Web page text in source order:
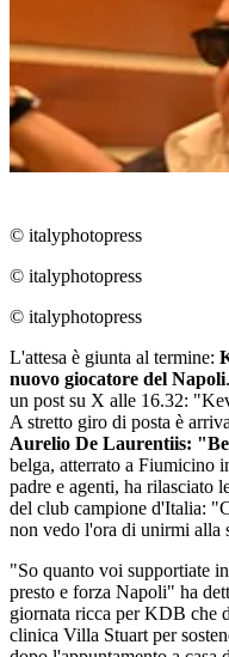
© italyphotopress
© italyphotopress
© italyphotopress
L'attesa è giunta al termine:
nuovo giocatore del Napoli
un post su X alle 16.32:
A stretto giro di posta è
Aurelio De Laurentiis:
belga, atterrato a Fiumicino
padre e agenti, ha rilasciato
del club campione d'Italia:
non vedo l'ora di unirmi alla
"So quanto voi supportiate
presto e forza Napoli" ha
giornata ricca per KDB che
clinica Villa Stuart per